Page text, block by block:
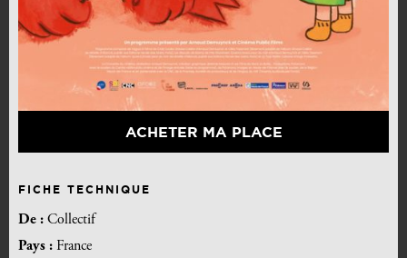
ACHETER MA PLACE
FICHE TECHNIQUE
De : Collectif
Pays : France